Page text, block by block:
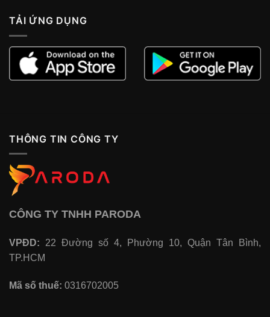
TẢI ỨNG DỤNG
THÔNG TIN CÔNG TY
CÔNG TY TNHH PARODA
VPĐD: 22 Đường số 4, Phường 10, Quận Tân Bình,
TP.HCM
Mã số thuế: 0316702005